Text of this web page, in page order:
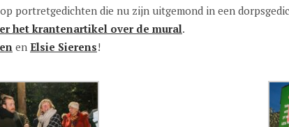
portretgedichten die nu zijn uitgemond in een
het krantenartikel over de mural.
en Elsie Sierens!